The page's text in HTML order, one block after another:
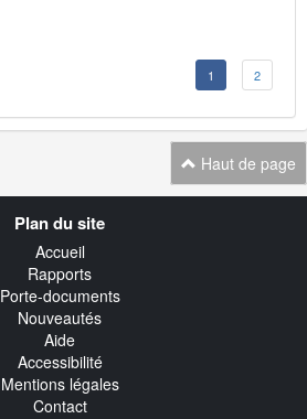
1 2
Haut de page
Plan du site
Accueil
Rapports
Porte-documents
Nouveautés
Aide
Accessibilité
Mentions légales
Contact